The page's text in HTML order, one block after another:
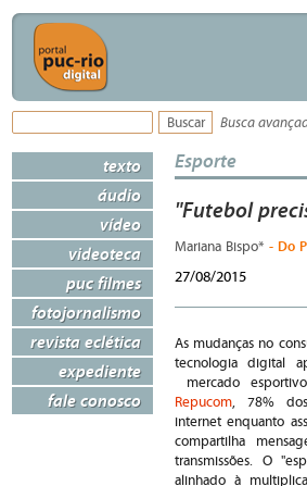
Busca
texto
áudio
vídeo
videoteca
puc filmes
fotojornalismo
revista eclética
expediente
fale conosco
Esporte
"Futebol
Mariana Bispo* - Do
27/08/2015
As mudanças no
tecnologia digital
mercado
Repucom, 78% dos
internet enquanto
compartilha
transmissões. O
alinhado à